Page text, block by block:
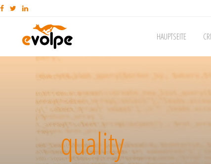
HAUPTSEITE
quality